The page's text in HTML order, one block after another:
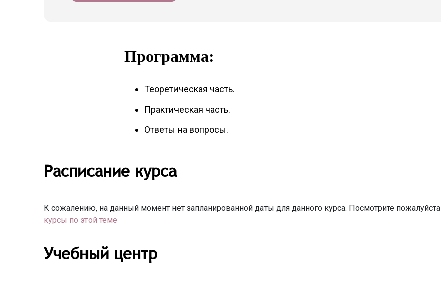
Программа:
Теоретическая часть.
Практическая часть.
Ответы на вопросы.
Расписание курса
К сожалению, на данный момент нет запланированной даты для данного курса. Посмотрите пожалуйста
курсы по этой теме
Учебный центр